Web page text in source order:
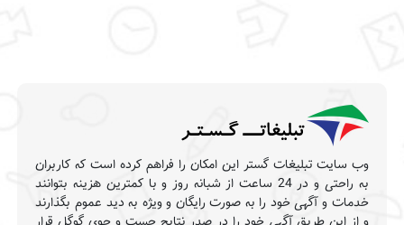
وب سایت تبلیغات گستر این امکان را فراهم کرده است که کاربران
به راحتی و در 24 ساعت از شبانه روز و با کمترین هزینه بتوانند
خدمات و آگهی خود را به صورت رایگان و ویژه به دید عموم بگذارند